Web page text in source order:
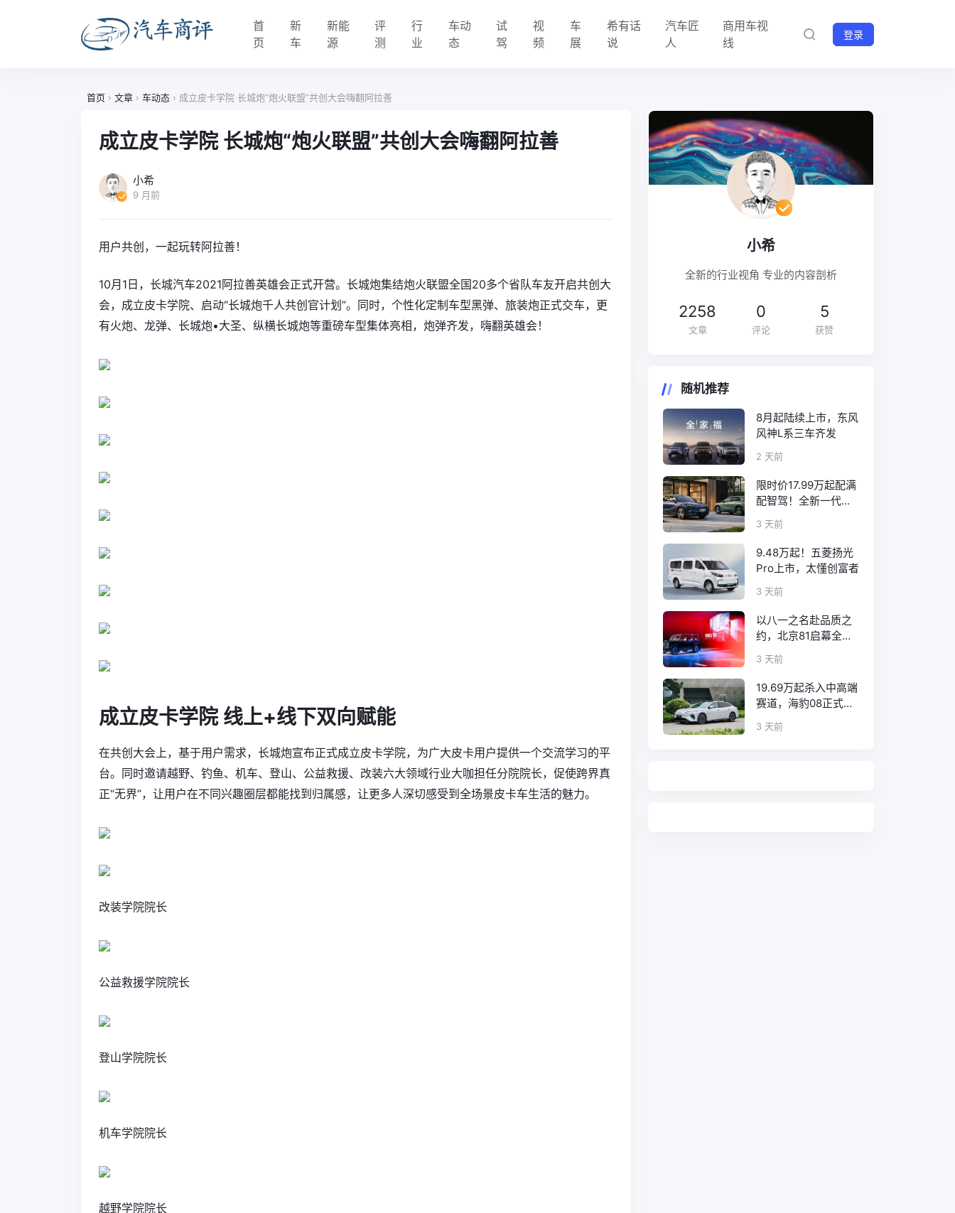
首
页
新
车
新能
源
评
测
行
业
车动
态
试
驾
视
频
车
展
希有话
说
汽车匠
人
商用车视
线
登录
首页 › 文章 › 车动态 › 成立皮卡学院 长城炮“炮火联盟”共创大会嗨翻阿拉善
成立皮卡学院 长城炮“炮火联盟”共创大会嗨翻阿拉善
小希
9 月前
用户共创，一起玩转阿拉善！
10月1日，长城汽车2021阿拉善英雄会正式开营。长城炮集结炮火联盟全国20多个省队车友开启共创大
会，成立皮卡学院、启动“长城炮千人共创官计划”。同时，个性化定制车型黑弹、旅装炮正式交车，更
有火炮、龙弹、长城炮•大圣、纵横长城炮等重磅车型集体亮相，炮弹齐发，嗨翻英雄会！
成立皮卡学院 线上+线下双向赋能
在共创大会上，基于用户需求，长城炮宣布正式成立皮卡学院，为广大皮卡用户提供一个交流学习的平
台。同时邀请越野、钓鱼、机车、登山、公益救援、改装六大领域行业大咖担任分院院长，促使跨界真
正“无界”，让用户在不同兴趣圈层都能找到归属感，让更多人深切感受到全场景皮卡车生活的魅力。
改装学院院长
公益救援学院院长
登山学院院长
机车学院院长
越野学院院长
小希
全新的行业视角 专业的内容剖析
2258
文章
0
评论
5
获赞
随机推荐
8月起陆续上市，东风
风神L系三车齐发
2 天前
限时价17.99万起配满
配智驾！全新一代天
工08正式上市
3 天前
9.48万起！五菱扬光
Pro上市，太懂创富者
3 天前
以八一之名赴品质之
约，北京81启幕全新
口碑征程
3 天前
19.69万起杀入中高端
赛道，海豹08正式上
市！
3 天前